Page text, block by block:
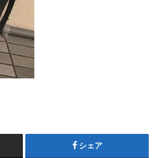
シェア